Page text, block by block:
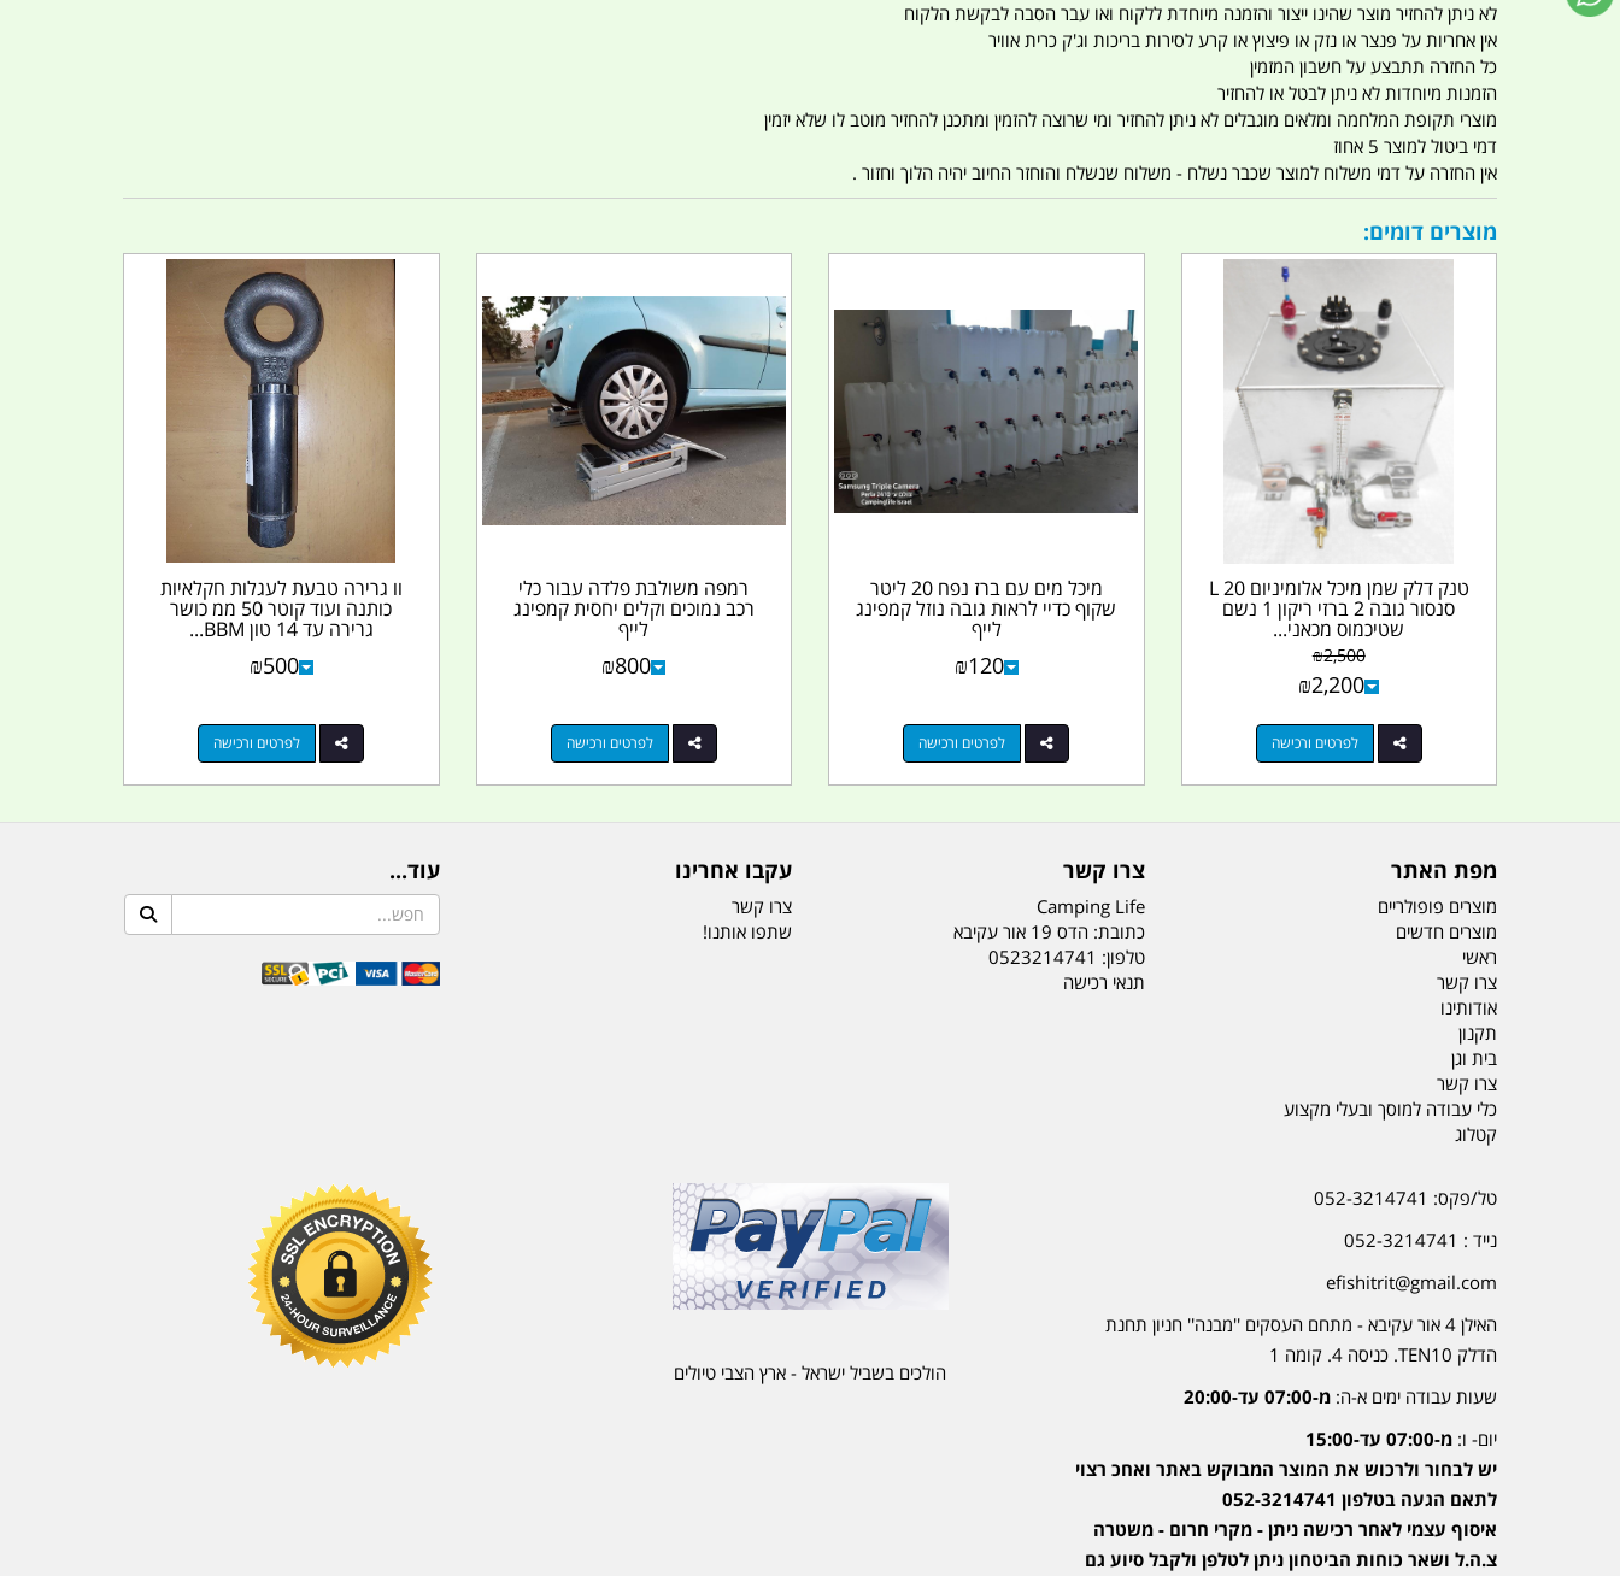
לא ניתן להחזיר מוצר שהינו ייצור והזמנה מיוחדת ללקוח ואו עבר הסבה לבקשת הלקוח
אין אחריות על פנצר או נזק או פיצוץ או קרע לסירות בריכות וג'ק כרית אוויר
כל החזרה תתבצע על חשבון המזמין
הזמנות מיוחדות לא ניתן לבטל או להחזיר
מוצרי תקופת המלחמה ומלאים מוגבלים לא ניתן להחזיר ומי שרוצה להזמין ומתכנן להחזיר מוטב לו שלא יזמין
דמי ביטול למוצר 5 אחוז
אין החזרה על דמי משלוח למוצר שכבר נשלח - משלוח שנשלח והוחזר החיוב יהיה הלוך וחזור .
מוצרים דומים:
טנק דלק שמן מיכל אלומיניום 20 L
סנסור גובה 2 ברזי ריקון 1 נשם
שטיכמוס מכאני...
₪2,500
₪2,200
לפרטים ורכישה
מיכל מים עם ברז נפח 20 ליטר
שקוף כדיי לראות גובה נוזל קמפינג
לייף
₪120
לפרטים ורכישה
רמפה משולבת פלדה עבור כלי
רכב נמוכים וקלים יחסית קמפינג
לייף
₪800
לפרטים ורכישה
וו גרירה טבעת לעגלות חקלאיות
כותנה ועוד קוטר 50 ממ כושר
גרירה עד 14 טון BBM...
₪500
לפרטים ורכישה
מפת האתר
מוצרים פופולריים
מוצרים חדשים
ראשי
צרו קשר
אודותינו
תקנון
בית וגן
צרו קשר
כלי עבודה למוסך ובעלי מקצוע
קטלוג
צרו קשר
Camping Life
כתובת: הדס 19 אור עקיבא
טלפון: 0523214741
תנאי רכישה
עקבו אחרינו
צרו קשר
שתפו אותנו!
עוד...
טל/פקס: 052-3214741
נייד : 052-3214741
efishitrit@gmail.com
האילן 4 אור עקיבא - מתחם העסקים ''מבנה'' חניון תחנת
הדלק TEN10. כניסה 4. קומה 1
שעות עבודה ימים א-ה: מ-07:00 עד-20:00
יום- ו: מ-07:00 עד-15:00
יש לבחור ולרכוש את המוצר המבוקש באתר ואחכ רצוי
לתאם הגעה בטלפון 052-3214741
איסוף עצמי לאחר רכישה ניתן - מקרי חרום - משטרה
צ.ה.ל ושאר כוחות הביטחון ניתן לטלפן ולקבל סיוע גם
הולכים בשביל ישראל - ארץ הצבי טיולים